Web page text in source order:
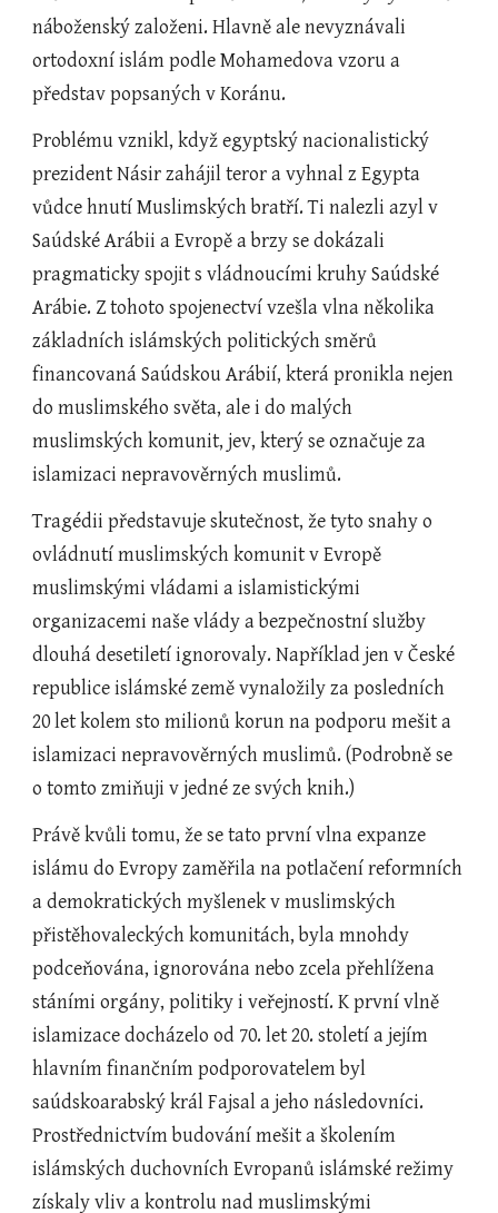
náboženský založeni. Hlavně ale nevyznávali
ortodoxní islám podle Mohamedova vzoru a
představ popsaných v Koránu.
Problému vznikl, když egyptský nacionalistický
prezident Násir zahájil teror a vyhnal z Egypta
vůdce hnutí Muslimských bratří. Ti nalezli azyl v
Saúdské Arábii a Evropě a brzy se dokázali
pragmaticky spojit s vládnoucími kruhy Saúdské
Arábie. Z tohoto spojenectví vzešla vlna několika
základních islámských politických směrů
financovaná Saúdskou Arábií, která pronikla nejen
do muslimského světa, ale i do malých
muslimských komunit, jev, který se označuje za
islamizaci nepravověrných muslimů.
Tragédii představuje skutečnost, že tyto snahy o
ovládnutí muslimských komunit v Evropě
muslimskými vládami a islamistickými
organizacemi naše vlády a bezpečnostní služby
dlouhá desetiletí ignorovaly. Například jen v České
republice islámské země vynaložily za posledních
20 let kolem sto milionů korun na podporu mešit a
islamizaci nepravověrných muslimů. (Podrobně se
o tomto zmiňuji v jedné ze svých knih.)
Právě kvůli tomu, že se tato první vlna expanze
islámu do Evropy zaměřila na potlačení reformních
a demokratických myšlenek v muslimských
přistěhovaleckých komunitách, byla mnohdy
podceňována, ignorována nebo zcela přehlížena
stáními orgány, politiky i veřejností. K první vlně
islamizace docházelo od 70. let 20. století a jejím
hlavním finančním podporovatelem byl
saúdskoarabský král Fajsal a jeho následovníci.
Prostřednictvím budování mešit a školením
islámských duchovních Evropanů islámské režimy
získaly vliv a kontrolu nad muslimskými